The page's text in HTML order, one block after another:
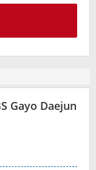
Gayo Daejun